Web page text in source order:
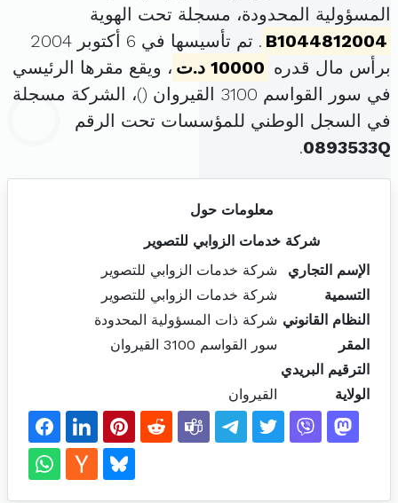
المسؤولية المحدودة، مسجلة تحت الهوية
B1044812004
. تم تأسيسها في 6 أكتوبر 2004
برأس مال قدره 10000 د.ت
، ويقع مقرها الرئيسي
في سور القواسم 3100 القيروان (
)، الشركة مسجلة
في السجل الوطني للمؤسسات تحت الرقم
0893533Q
.
معلومات حول
شركة خدمات الزوابي للتصوير
الإسم التجاري
شركة خدمات الزوابي للتصوير
التسمية
شركة خدمات الزوابي للتصوير
النظام القانوني شركة ذات المسؤولية المحدودة
المقر
سور القواسم 3100 القيروان
الترقيم البريدي
الولاية
القيروان